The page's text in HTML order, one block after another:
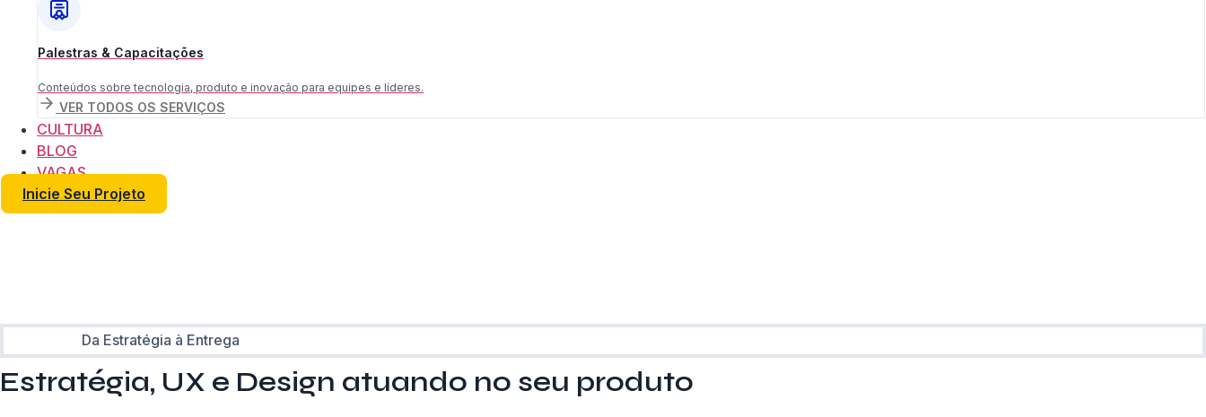
Palestras & Capacitações
Conteúdos sobre tecnologia, produto e inovação para equipes e líderes.
VER TODOS OS SERVIÇOS
CULTURA
BLOG
VAGAS
Inicie Seu Projeto
Da Estratégia à Entrega
Estratégia, UX e Design atuando no seu produto